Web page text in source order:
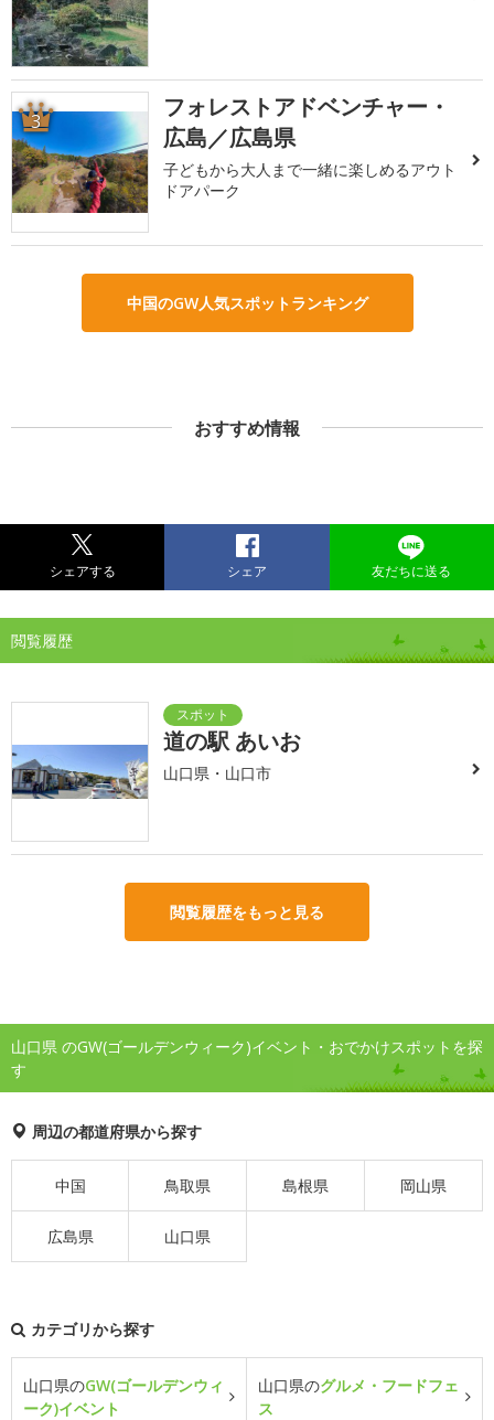
3
フォレストアドベンチャー・
広島／広島県
子どもから大人まで一緒に楽しめるアウト
ドアパーク
中国のGW人気スポットランキング
おすすめ情報
シェアする シェア 友だちに送る
閲覧履歴
道の駅 あいお
山口県・山口市
閲覧履歴をもっと見る
山口県 のGW(ゴールデンウィーク)イベント・おでかけスポットを探
す
周辺の都道府県から探す
中国 鳥取県 島根県 岡山県
広島県 山口県
カテゴリから探す
山口県のGW(ゴールデンウィ
ーク)イベント
山口県のグルメ・フードフェ
ス